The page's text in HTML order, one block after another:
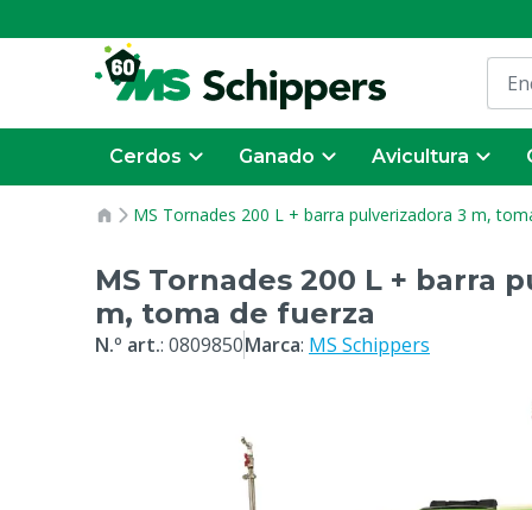
Cerdos Ganado Avicultura
MS Tornades 200 L + barra pulverizadora 3 m,
MS Tornades 200 L + barra
m, toma de fuerza
N.º art.: 0809850Marca: MS Schippers